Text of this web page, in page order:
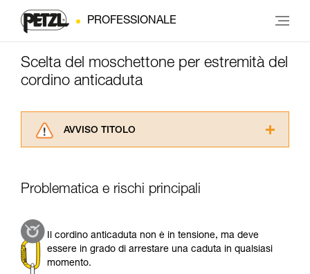
PROFESSIONALE
Scelta del moschettone per estremità del
cordino anticaduta
AVVISO TITOLO
consultarlo. Dovete aver compreso le
informazioni dell’istruzione tecnica per poter
formazione ed un addestramento specifico.
Verificate con un professionista la vostra
capacità di rifare la manovra, da soli, in piena
Problematica e rischi principali
Il cordino anticaduta non è in tensione, ma deve
essere in grado di arrestare una caduta in qualsiasi
momento.